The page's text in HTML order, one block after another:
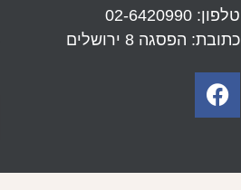
טלפון: 02-6420990
כתובת: הפסגה 8 ירושלים